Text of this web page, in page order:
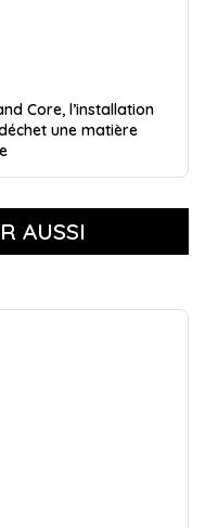
Core, l’installation
une matière
AUSSI